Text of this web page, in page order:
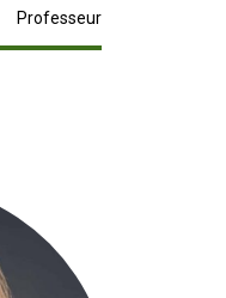
Professeur